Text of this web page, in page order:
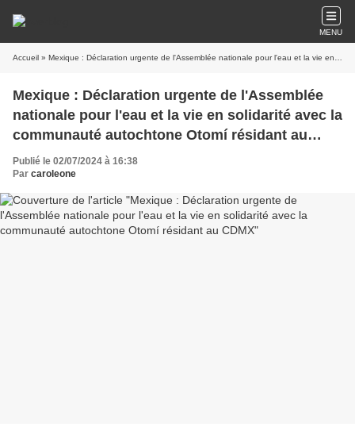
MENU
Accueil » Mexique : Déclaration urgente de l'Assemblée nationale pour l'eau et la vie en solidarité avec la communauté autochtone Otomí résidant au CDMX
Mexique : Déclaration urgente de l'Assemblée
nationale pour l'eau et la vie en solidarité avec la
communauté autochtone Otomí résidant au
CDMX
Publié le 02/07/2024 à 16:38
Par caroleone